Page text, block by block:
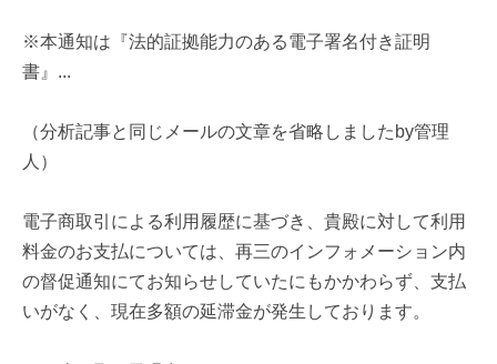
※本通知は『法的証拠能力のある電子署名付き証明
書』...
（分析記事と同じメールの文章を省略しましたby管理
人）
電子商取引による利用履歴に基づき、貴殿に対して利用
料金のお支払については、再三のインフォメーション内
の督促通知にてお知らせしていたにもかかわらず、支払
いがなく、現在多額の延滞金が発生しております。